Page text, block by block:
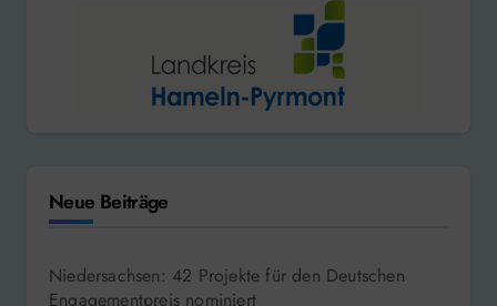
Neue Beiträge
Niedersachsen: 42 Projekte für den Deutschen
Engagementpreis nominiert